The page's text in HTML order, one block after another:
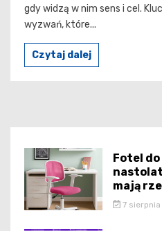
gdy widzą w nim sens i cel.
wyzwań, które...
Czytaj dalej
Fotel
mają
7 sierpnia